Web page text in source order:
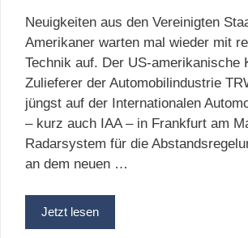
Neuigkeiten aus den Vereinigten
Amerikaner warten mal wieder mit
Technik auf. Der US-amerikanische
Zulieferer der Automobilindustrie
jüngst auf der Internationalen
– kurz auch IAA – in Frankfurt am
Radarsystem für die
an dem neuen …
Jetzt lesen